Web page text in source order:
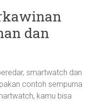
dan
smartwatch dan
contoh sempurna
kamu bisa